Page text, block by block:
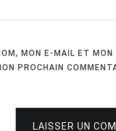
MON E-MAIL ET
PROCHAIN
LAISSER UN